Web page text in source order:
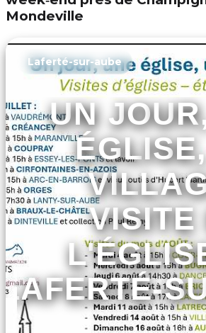
Mondeville
Laferté-sur-aube
UN
VISITE
LAFERTÉ-